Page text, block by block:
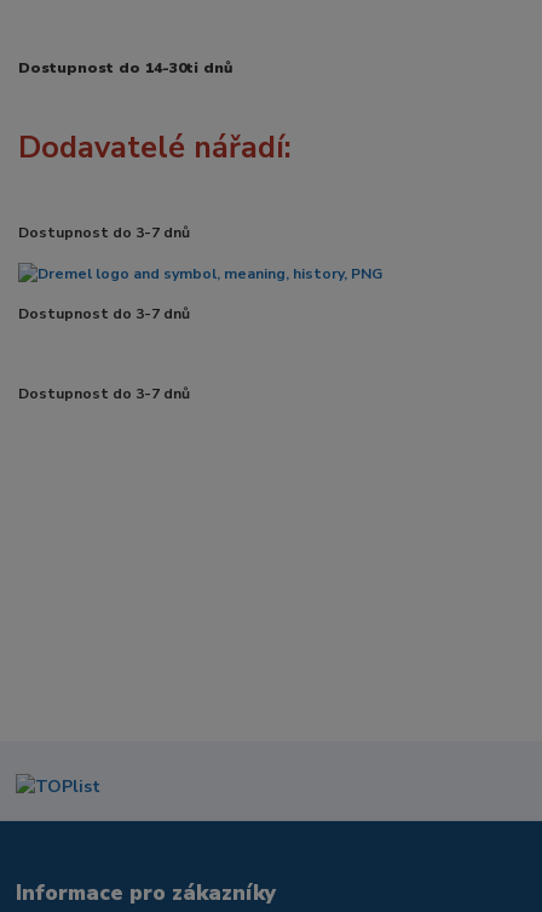
Dostupnost do 14-30ti dnů
Dodavatelé nářadí:
Dostupnost do 3-7 dnů
Dostupnost do 3-7 dnů
Dostupnost do 3-7 dnů
Informace pro zákazníky